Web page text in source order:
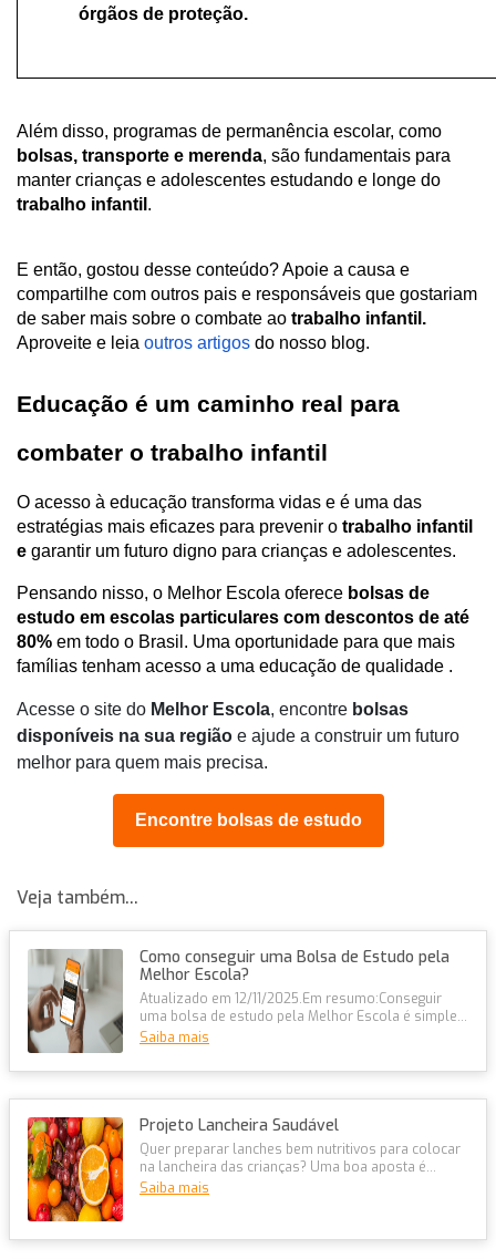
órgãos de proteção.
bolsas, transporte e merenda, são fundamentais para
trabalho infantil .
E então, gostou desse conteúdo? Apoie a causa e
compartilhe com outros pais e responsáveis que gostariam
de saber mais sobre o combate ao
Aproveite e leia outros artigos do nosso blog.
Educação é um caminho real para
combater o trabalho infantil
O acesso à educação transforma vidas e é uma das
estratégias mais eficazes para prevenir o trabalho infantil
e garantir um futuro digno para crianças e adolescentes.
Pensando nisso, o Melhor Escola oferece bolsas de
estudo em escolas particulares com descontos de até
80% em todo o Brasil. Uma oportunidade para que mais
famílias tenham acesso a uma educação de qualidade .
Acesse o site do Melhor Escola, encontre bolsas
disponíveis na sua região e ajude a construir um futuro
melhor para quem mais precisa.
Encontre bolsas de estudo
Veja também...
Como conseguir uma Bolsa de Estudo pela
Melhor Escola?
Atualizado em 12/11/2025.Em resumo:Conseguir
uma bolsa de estudo pela Melhor Escola é simples
e 100% online, com descontos de...
Saiba mais
Projeto Lancheira Saudável
Quer preparar lanches bem nutritivos para colocar
na lancheira das crianças? Uma boa aposta é
a&nbsp;batata-doce, que é rica...
Saiba mais